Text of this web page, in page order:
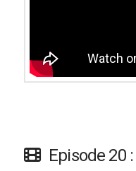
Episode 20